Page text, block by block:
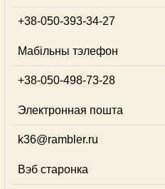
+38-050-393-34-27
Мабільны тэлефон
+38-050-498-73-28
Электронная пошта
k36@rambler.ru
Вэб старонка